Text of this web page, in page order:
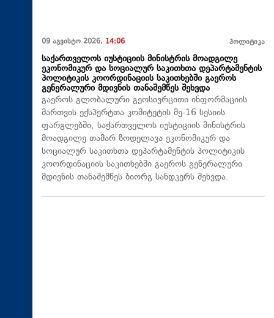
09 აგვისტო 2026, 14:06 პოლიტიკა
საქართველოს იუსტიციის მინისტრის მოადგილე
ეკონომიკურ და სოციალურ საკითხთა დეპარტამენტის
პოლიტიკის კოორდინაციის საკითხებში გაეროს
გენერალური მდივნის თანაშემწეს შეხვდა
გაეროს გლობალური გეოსივრცითი ინფორმაციის
მართვის ექსპერტთა კომიტეტის მე-16 სესიის
ფარგლებში, საქართველოს იუსტიციის მინისტრის
მოადგილე თამარ ზოდელავა ეკონომიკურ და
სოციალურ საკითხთა დეპარტამენტის პოლიტიკის
კოორდინაციის საკითხებში გაეროს გენერალური
მდივნის თანაშემწეს ბიორგ სანდკერს შეხვდა.